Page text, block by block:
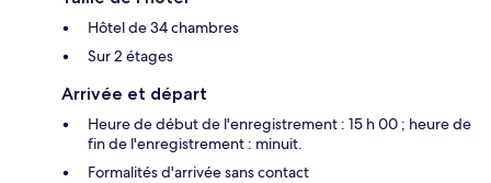
Hôtel de 34 chambres
Sur 2 étages
Arrivée et départ
Heure de début de l'enregistrement : 15 h 00 ; heure de
fin de l'enregistrement : minuit.
Formalités d'arrivée sans contact